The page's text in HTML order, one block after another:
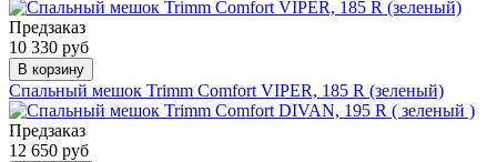
Предзаказ
10 330 руб
В корзину
Спальный мешок Trimm Comfort VIPER, 185 R (зеленый)
Предзаказ
12 650 руб